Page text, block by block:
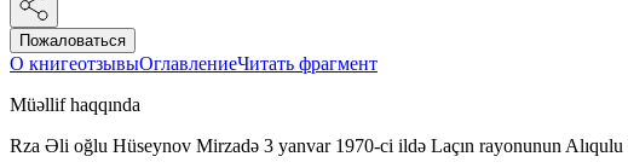
Пожаловаться
О книгеотзывыОглавлениеЧитать фрагмент
Müəllif haqqında
Rza Əli oğlu Hüseynov Mirzadə 3 yanvar 1970-ci ildə Laçın rayonunun Alıqulu